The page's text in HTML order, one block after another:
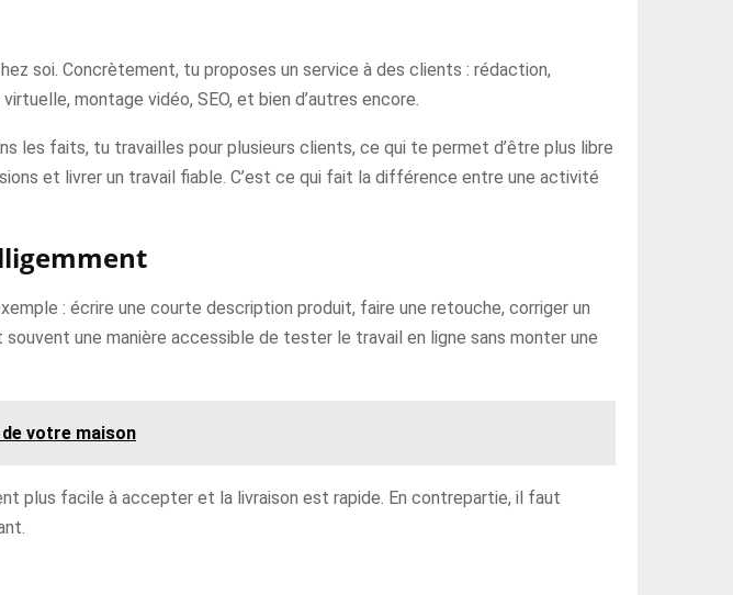
soi. Concrètement, tu proposes un service à des clients : rédaction,
montage vidéo, SEO, et bien d’autres encore.
les faits, tu travailles pour plusieurs clients, ce qui te permet d’être plus libre
et livrer un travail fiable. C’est ce qui fait la différence entre une activité
: écrire une courte description produit, faire une retouche, corriger un
une manière accessible de tester le travail en ligne sans monter une
votre maison
plus facile à accepter et la livraison est rapide. En contrepartie, il faut